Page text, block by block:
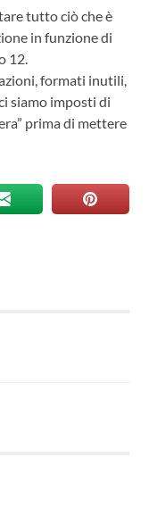
tutto ciò che è
in funzione di
12.
formati inutili,
siamo imposti di
prima di mettere